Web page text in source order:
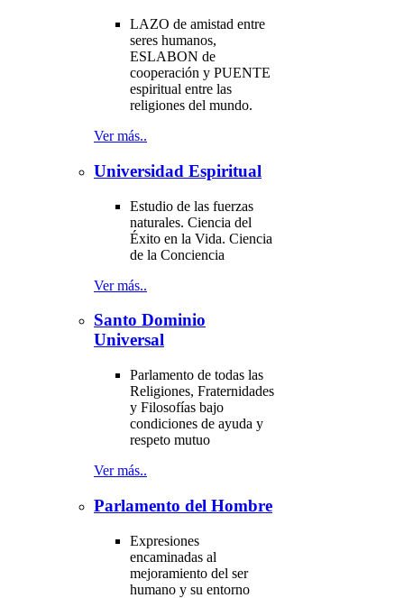
LAZO de amistad entre
seres humanos,
ESLABON de
cooperación y PUENTE
espiritual entre las
religiones del mundo.
Ver más..
Universidad Espiritual
Estudio de las fuerzas
naturales. Ciencia del
Éxito en la Vida. Ciencia
de la Conciencia
Ver más..
Santo Dominio
Universal
Parlamento de todas las
Religiones, Fraternidades
y Filosofías bajo
condiciones de ayuda y
respeto mutuo
Ver más..
Parlamento del Hombre
Expresiones
encaminadas al
mejoramiento del ser
humano y su entorno